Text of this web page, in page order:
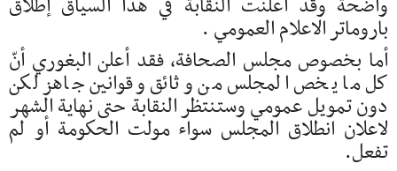
باروماتر الاعلام العمومي .
أما بخصوص مجلس الصحافة، فقد أعلن البغوري أنّ
كل ما يخص المجلس من وثائق وقوانين جاهز لكن
دون تمويل عمومي وستنتظر النقابة حتى نهاية الشهر
لاعلان انطلاق المجلس سواء مولت الحكومة أو لم
تفعل.